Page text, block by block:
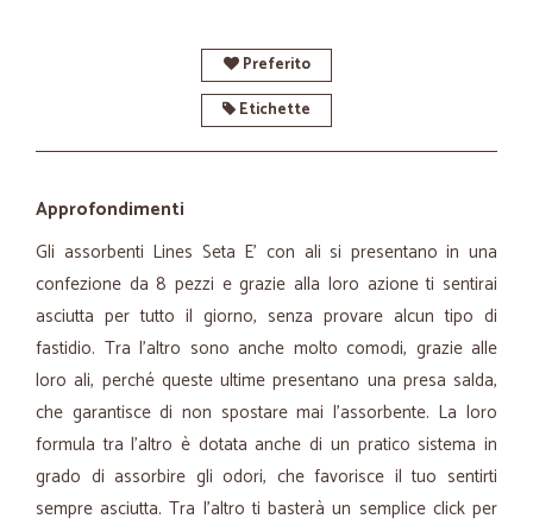
Preferito
Etichette
Approfondimenti
Gli assorbenti Lines Seta E' con ali si presentano in una
confezione da 8 pezzi e grazie alla loro azione ti sentirai
asciutta per tutto il giorno, senza provare alcun tipo di
fastidio. Tra l’altro sono anche molto comodi, grazie alle
loro ali, perché queste ultime presentano una presa salda,
che garantisce di non spostare mai l’assorbente. La loro
formula tra l’altro è dotata anche di un pratico sistema in
grado di assorbire gli odori, che favorisce il tuo sentirti
sempre asciutta. Tra l’altro ti basterà un semplice click per